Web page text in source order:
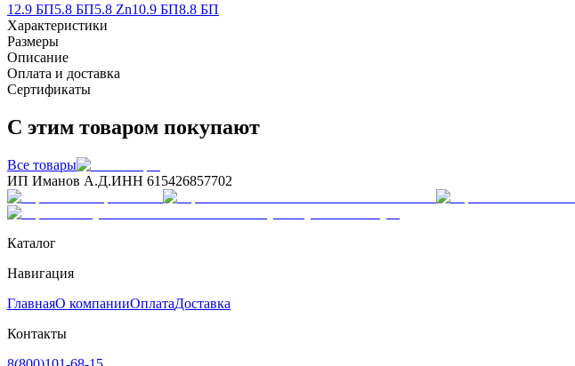
12.9 БП5.8 БП5.8 Zn10.9 БП8.8 БП
Характеристики
Размеры
Описание
Оплата и доставка
Сертификаты
С этим товаром покупают
Все товары
ИП Иманов А.Д.ИНН 615426857702
Каталог
Навигация
ГлавнаяО компанииОплатаДоставка
Контакты